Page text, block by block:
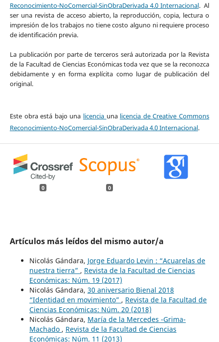
Reconocimiento-NoComercial-SinObraDerivada 4.0 Internacional.Al
ser una revista de acceso abierto, la reproducción, copia, lectura o
impresión de los trabajos no tiene costo alguno ni requiere proceso
de identificación previa.
La publicación por parte de terceros será autorizada por la Revista
de la Facultad de Ciencias Económicas toda vez que se la reconozca
debidamente y en forma explícita como lugar de publicación del
original.
Este obra está bajo una licencia una licencia de Creative Commons
Reconocimiento-NoComercial-SinObraDerivada 4.0 Internacional.
0 0
Artículos más leídos del mismo autor/a
Nicolás Gándara, Jorge Eduardo Levin : “Acuarelas de
nuestra tierra” , Revista de la Facultad de Ciencias
Económicas: Núm. 19 (2017)
Nicolás Gándara, 30 aniversario Bienal 2018
“Identidad en movimiento” , Revista de la Facultad de
Ciencias Económicas: Núm. 20 (2018)
Nicolás Gándara, María de la Mercedes -Grima-
Machado , Revista de la Facultad de Ciencias
Económicas: Núm. 11 (2013)